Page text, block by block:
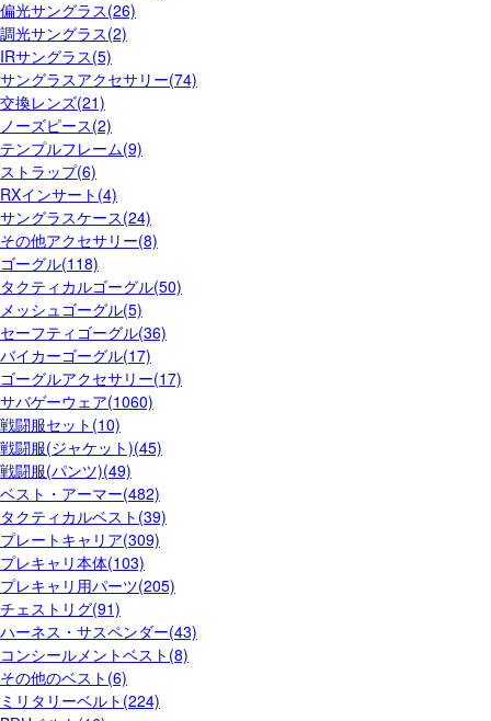
偏光サングラス(26)
調光サングラス(2)
IRサングラス(5)
サングラスアクセサリー(74)
交換レンズ(21)
ノーズピース(2)
テンプルフレーム(9)
ストラップ(6)
RXインサート(4)
サングラスケース(24)
その他アクセサリー(8)
ゴーグル(118)
タクティカルゴーグル(50)
メッシュゴーグル(5)
セーフティゴーグル(36)
バイカーゴーグル(17)
ゴーグルアクセサリー(17)
サバゲーウェア(1060)
戦闘服セット(10)
戦闘服(ジャケット)(45)
戦闘服(パンツ)(49)
ベスト・アーマー(482)
タクティカルベスト(39)
プレートキャリア(309)
プレキャリ本体(103)
プレキャリ用パーツ(205)
チェストリグ(91)
ハーネス・サスペンダー(43)
コンシールメントベスト(8)
その他のベスト(6)
ミリタリーベルト(224)